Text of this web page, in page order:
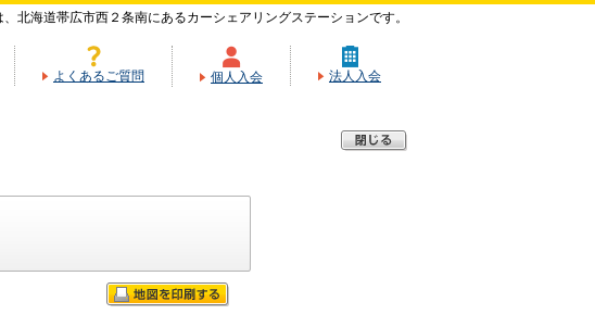
北海道帯広市西２条南にあるカーシェアリングステーションです。
よくあるご質問 個人入会 法人入会